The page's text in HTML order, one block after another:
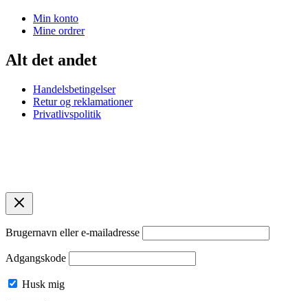
Min konto
Mine ordrer
Alt det andet
Handelsbetingelser
Retur og reklamationer
Privatlivspolitik
Brugernavn eller e-mailadresse
Adgangskode
Husk mig